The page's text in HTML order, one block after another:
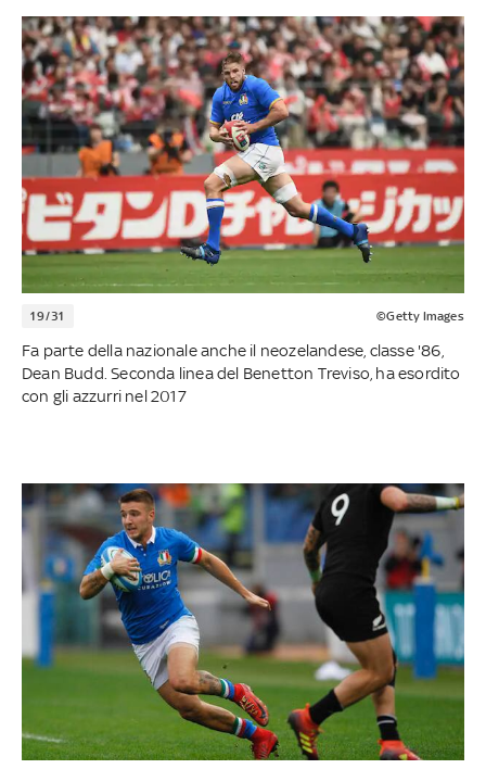
19/31 ©Getty Images
Fa parte della nazionale anche il neozelandese, classe '86,
Dean Budd. Seconda linea del Benetton Treviso, ha esordito
con gli azzurri nel 2017